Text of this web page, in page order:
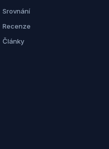
Srovnání
Recenze
Články